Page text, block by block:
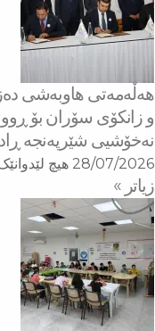
هه‌ڵه‌مه‌تی هاو‌به‌شی
و زانكۆی سۆران بۆ
نه‌خۆشیی شێرپه‌نجه‌
28/07/2026 هیچ
زیاتر »